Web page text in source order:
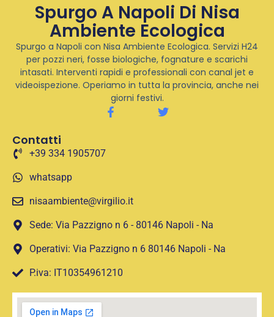
Spurgo A Napoli Di Nisa
Ambiente Ecologica
Spurgo a Napoli con Nisa Ambiente Ecologica. Servizi H24
per pozzi neri, fosse biologiche, fognature e scarichi
intasati. Interventi rapidi e professionali con canal jet e
videoispezione. Operiamo in tutta la provincia, anche nei
giorni festivi.
Contatti
+39 334 1905707
whatsapp
nisaambiente@virgilio.it
Sede: Via Pazzigno n 6 - 80146 Napoli - Na
Operativi: Via Pazzigno n 6 80146 Napoli - Na
P.iva: IT10354961210